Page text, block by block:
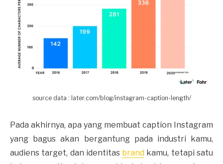
source data : later.com/blog/instagram-caption-length/
Pada akhirnya, apa yang membuat caption Instagram
yang bagus akan bergantung pada industri kamu,
audiens target, dan identitas brand kamu, tetapi satu